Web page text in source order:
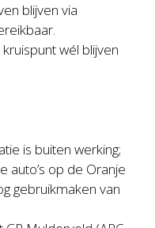
blijven via
wél blijven
is buiten werking;
auto’s op de Oranje
gebruikmaken van